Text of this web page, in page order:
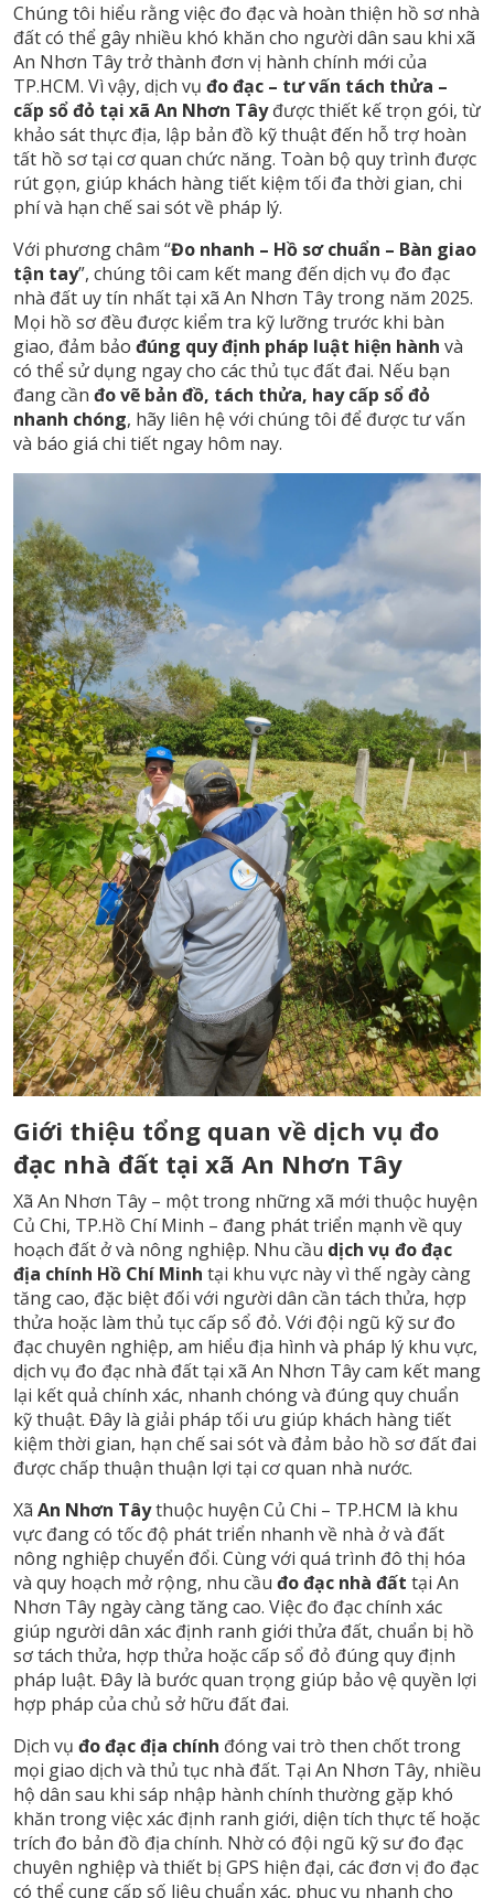
Chúng tôi hiểu rằng việc đo đạc và hoàn thiện hồ sơ nhà
đất có thể gây nhiều khó khăn cho người dân sau khi xã
An Nhơn Tây trở thành đơn vị hành chính mới của
TP.HCM. Vì vậy, dịch vụ đo đạc – tư vấn tách thửa –
cấp sổ đỏ tại xã An Nhơn Tâyđược thiết kế trọn gói, từ
khảo sát thực địa, lập bản đồ kỹ thuật đến hỗ trợ hoàn
tất hồ sơ tại cơ quan chức năng. Toàn bộ quy trình được
rút gọn, giúp khách hàng tiết kiệm tối đa thời gian, chi
phí và hạn chế sai sót về pháp lý.
Với phương châm “Đo nhanh – Hồ sơ chuẩn – Bàn giao
tận tay”, chúng tôi cam kết mang đến dịch vụ đo đạc
nhà đất uy tín nhất tại xã An Nhơn Tây trong năm 2025.
Mọi hồ sơ đều được kiểm tra kỹ lưỡng trước khi bàn
giao, đảm bảo đúng quy định pháp luật hiện hành và
có thể sử dụng ngay cho các thủ tục đất đai. Nếu bạn
đang cần đo vẽ bản đồ, tách thửa, hay cấp sổ đỏ
nhanh chóng, hãy liên hệ với chúng tôi để được tư vấn
và báo giá chi tiết ngay hôm nay.
Giới thiệu tổng quan về dịch vụ đo
đạc nhà đất tại xã An Nhơn Tây
Xã An Nhơn Tây – một trong những xã mới thuộc huyện
Củ Chi, TP.Hồ Chí Minh – đang phát triển mạnh về quy
hoạch đất ở và nông nghiệp. Nhu cầu dịch vụ đo đạc
địa chính Hồ Chí Minh tại khu vực này vì thế ngày càng
tăng cao, đặc biệt đối với người dân cần tách thửa, hợp
thửa hoặc làm thủ tục cấp sổ đỏ. Với đội ngũ kỹ sư đo
đạc chuyên nghiệp, am hiểu địa hình và pháp lý khu vực,
dịch vụ đo đạc nhà đất tại xã An Nhơn Tây cam kết mang
lại kết quả chính xác, nhanh chóng và đúng quy chuẩn
kỹ thuật. Đây là giải pháp tối ưu giúp khách hàng tiết
kiệm thời gian, hạn chế sai sót và đảm bảo hồ sơ đất đai
được chấp thuận thuận lợi tại cơ quan nhà nước.
Xã An Nhơn Tâythuộc huyện Củ Chi – TP.HCM là khu
vực đang có tốc độ phát triển nhanh về nhà ở và đất
nông nghiệp chuyển đổi. Cùng với quá trình đô thị hóa
và quy hoạch mở rộng, nhu cầu đo đạc nhà đất tại An
Nhơn Tây ngày càng tăng cao. Việc đo đạc chính xác
giúp người dân xác định ranh giới thửa đất, chuẩn bị hồ
sơ tách thửa, hợp thửa hoặc cấp sổ đỏ đúng quy định
pháp luật. Đây là bước quan trọng giúp bảo vệ quyền lợi
hợp pháp của chủ sở hữu đất đai.
Dịch vụ đo đạc địa chính đóng vai trò then chốt trong
mọi giao dịch và thủ tục nhà đất. Tại An Nhơn Tây, nhiều
hộ dân sau khi sáp nhập hành chính thường gặp khó
khăn trong việc xác định ranh giới, diện tích thực tế hoặc
trích đo bản đồ địa chính. Nhờ có đội ngũ kỹ sư đo đạc
chuyên nghiệp và thiết bị GPS hiện đại, các đơn vị đo đạc
có thể cung cấp số liệu chuẩn xác, phục vụ nhanh cho